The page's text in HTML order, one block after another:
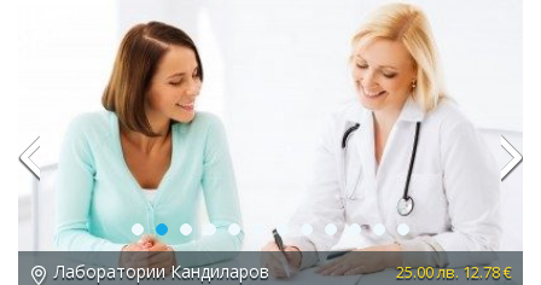
Лаборатории Кандиларов 25.00 лв. 12.78 €
Previous Next